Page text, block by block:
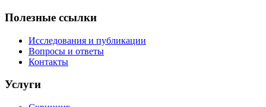
Полезные ссылки
Исследования и публикации
Вопросы и ответы
Контакты
Услуги